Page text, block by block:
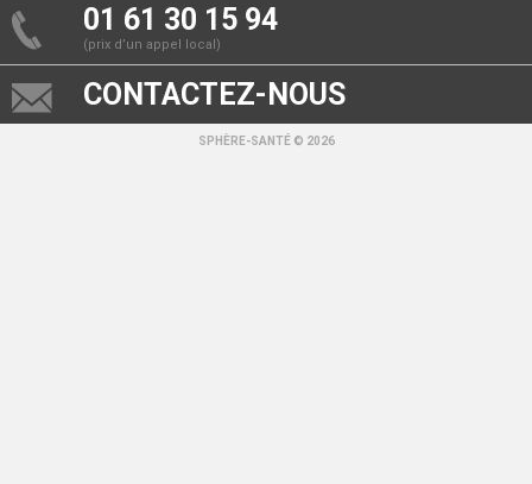
01 61 30 15 94
(prix d’un appel local)
CONTACTEZ-NOUS
SPHÈRE-SANTÉ © 2026